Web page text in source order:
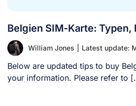
Belgien SIM-Karte: Typen,
William Jones Latest update:
Below are updated tips to buy
your information. Please refer to